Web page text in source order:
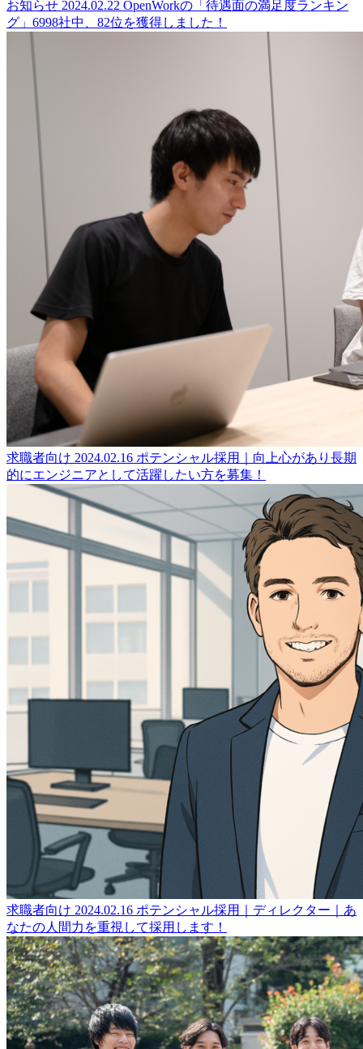
お知らせ 2024.02.22 OpenWorkの「待遇面の満足度ランキン
グ」6998社中、82位を獲得しました！
求職者向け 2024.02.16 ポテンシャル採用｜向上心があり長期
的にエンジニアとして活躍したい方を募集！
求職者向け 2024.02.16 ポテンシャル採用｜ディレクター｜あ
なたの人間力を重視して採用します！